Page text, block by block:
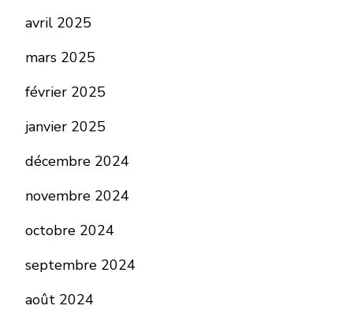
avril 2025
mars 2025
février 2025
janvier 2025
décembre 2024
novembre 2024
octobre 2024
septembre 2024
août 2024